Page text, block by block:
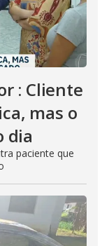
: Cliente
mas o
dia
paciente que